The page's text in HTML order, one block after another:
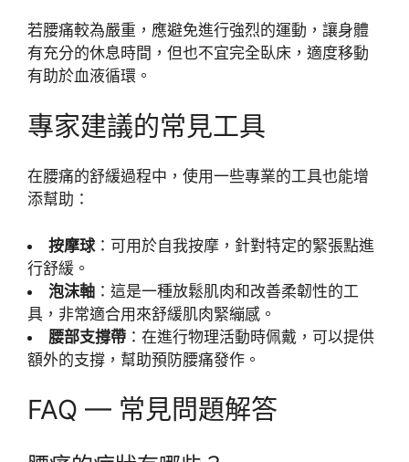
若腰痛較為嚴重，應避免進行強烈的運動，讓身體
有充分的休息時間，但也不宜完全臥床，適度移動
有助於血液循環。
專家建議的常見工具
在腰痛的舒緩過程中，使用一些專業的工具也能增
添幫助：
按摩球 ：可用於自我按摩，針對特定的緊張點進
行舒緩。
泡沫軸 ：這是一種放鬆肌肉和改善柔韌性的工
具，非常適合用來舒緩肌肉緊繃感。
腰部支撐帶 ：在進行物理活動時佩戴，可以提供
額外的支撐，幫助預防腰痛發作。
FAQ — 常見問題解答